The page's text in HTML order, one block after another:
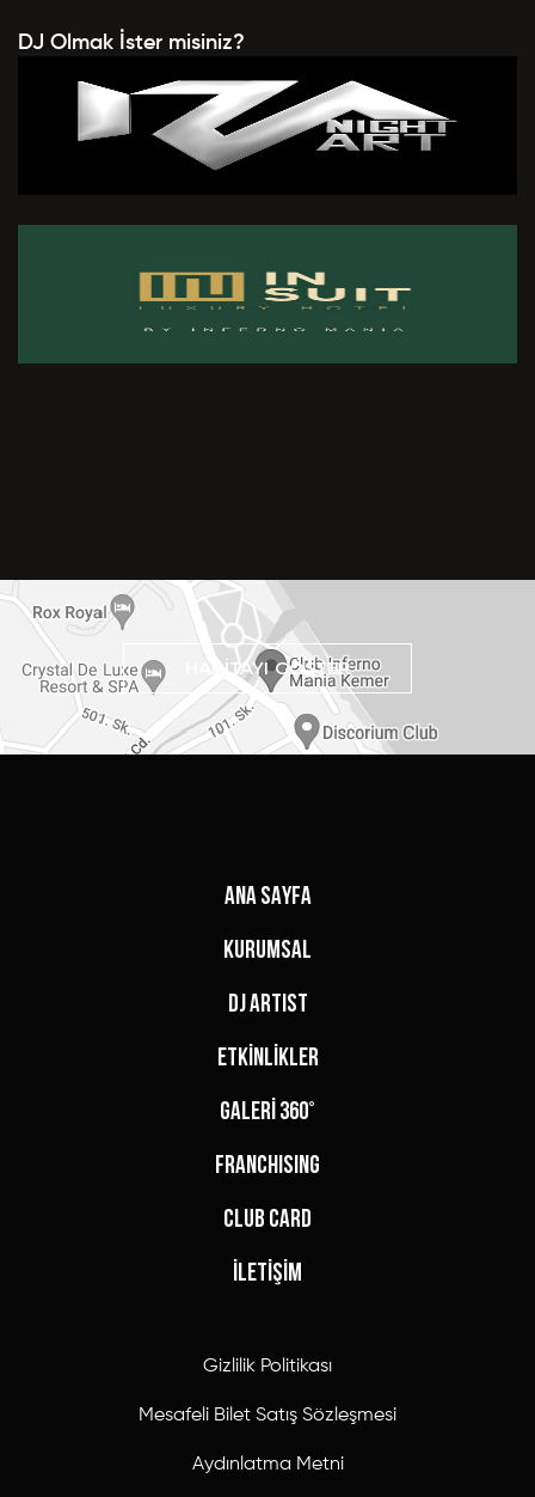
DJ Olmak İster misiniz?
HARİTAYI GÖSTER
ANA SAYFA
KURUMSAL
DJ ARTIST
ETKİNLİKLER
GALERİ 360°
FRANCHISING
CLUB CARD
İLETİŞİM
Gizlilik Politikası
Mesafeli Bilet Satış Sözleşmesi
Aydınlatma Metni